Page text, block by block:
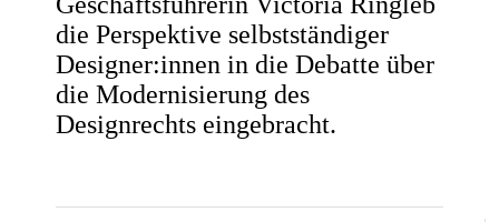
die Perspektive selbstständiger
Designer:innen in die Debatte über
die Modernisierung des
Designrechts eingebracht.